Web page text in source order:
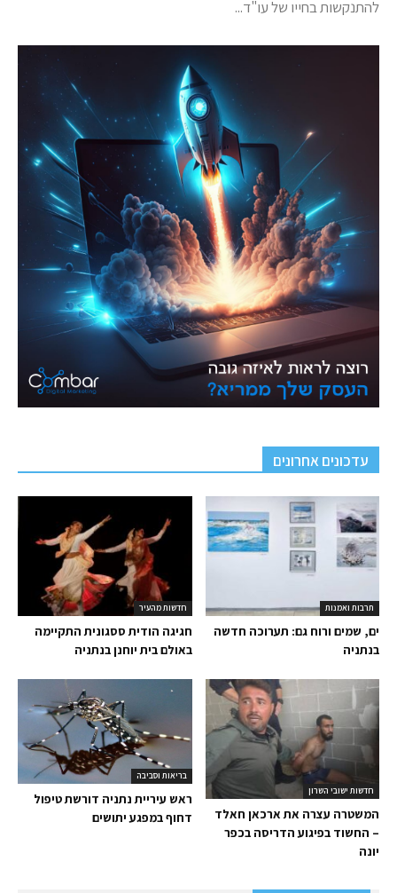
להתנקשות בחייו של עו"ד...
עדכונים אחרונים
חדשות מהעיר
חגיגה הודית ססגונית התקיימה
באולם בית יוחנן בנתניה
תרבות ואמנות
ים, שמים ורוח גם: תערוכה חדשה
בנתניה
בריאות וסביבה
ראש עיריית נתניה דורשת טיפול
דחוף במפגע יתושים
חדשות ישובי השרון
המשטרה עצרה את ארכאן חאלד
– החשוד בפיגוע הדריסה בכפר
יונה